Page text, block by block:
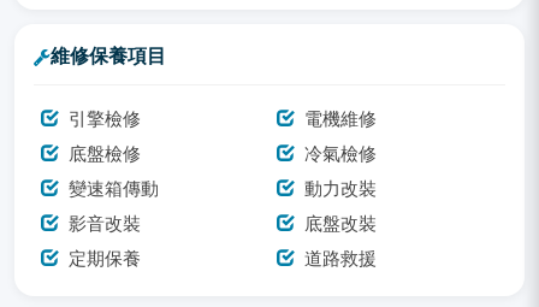
維修保養項目
引擎檢修
電機維修
底盤檢修
冷氣檢修
變速箱傳動
動力改裝
影音改裝
底盤改裝
定期保養
道路救援